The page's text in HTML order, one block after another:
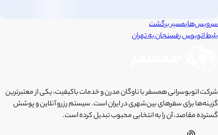
سرویس‌هایمسیر برگشت
بلیط اتوبوسرفسنجانبهتهران
شرکت اتوبوسرانی همسفر با ناوگان مدرن و خدمات باکیفیت، یکی از معتبرترین
گزینه‌ها برای سفرهای بین‌شهری در ایران است. سیستم رزرو آنلاین و پوشش
گسترده مقاصد، آن را به انتخابی محبوب تبدیل کرده است.